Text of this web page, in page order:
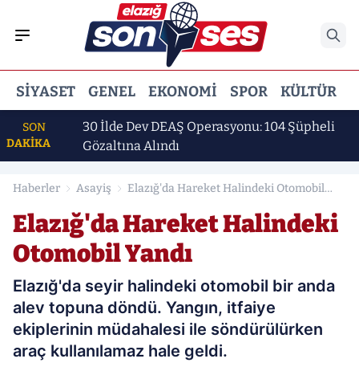
SIYASET GENEL EKONOMI SPOR KÜLTÜR
SON
DAKİKA
30 İlde Dev DEAŞ Operasyonu: 104 Şüpheli
Gözaltına Alındı
Haberler Asayiş
Elazığ'da Hareket Halindeki Otomobil
Elazığ'da Hareket Halindeki
Otomobil Yandı
Elazığ'da seyir halindeki otomobil bir anda
alev topuna döndü. Yangın, itfaiye
ekiplerinin müdahalesi ile söndürülürken
araç kullanılamaz hale geldi.